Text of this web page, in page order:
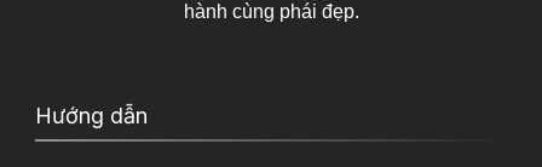
hành cùng phái đẹp.
Hướng dẫn